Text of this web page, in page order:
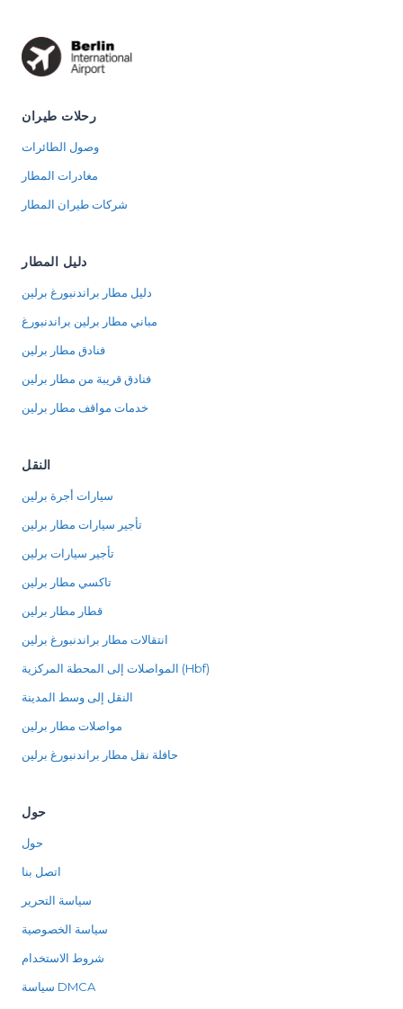
رحلات طيران
وصول الطائرات
مغادرات المطار
شركات طيران المطار
دليل المطار
دليل مطار براندنبورغ برلين
مباني مطار برلين براندنبورغ
فنادق مطار برلين
فنادق قريبة من مطار برلين
خدمات مواقف مطار برلين
النقل
سيارات أجرة برلين
تأجير سيارات مطار برلين
تأجير سيارات برلين
تاكسي مطار برلين
قطار مطار برلين
انتقالات مطار براندنبورغ برلين
المواصلات إلى المحطة المركزية (Hbf)
النقل إلى وسط المدينة
مواصلات مطار برلين
حافلة نقل مطار براندنبورغ برلين
حول
حول
اتصل بنا
سياسة التحرير
سياسة الخصوصية
شروط الاستخدام
سياسة DMCA